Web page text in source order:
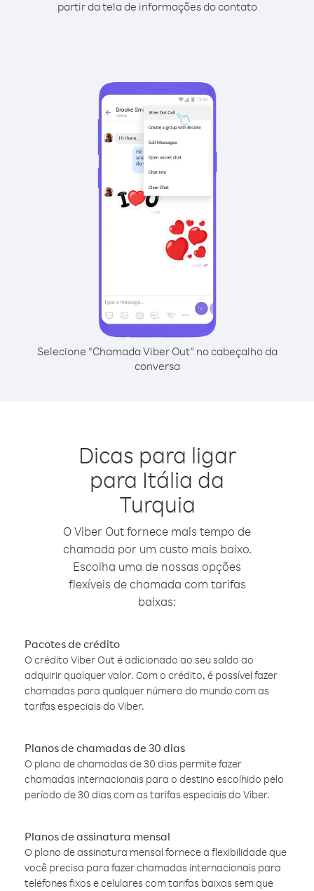
partir da tela de informações do contato
Selecione “Chamada Viber Out” no cabeçalho da
conversa
Dicas para ligar
para Itália da
Turquia
O Viber Out fornece mais tempo de
chamada por um custo mais baixo.
Escolha uma de nossas opções
flexíveis de chamada com tarifas
baixas:
Pacotes de crédito
O crédito Viber Out é adicionado ao seu saldo ao
adquirir qualquer valor. Com o crédito, é possível fazer
chamadas para qualquer número do mundo com as
tarifas especiais do Viber.
Planos de chamadas de 30 dias
O plano de chamadas de 30 dias permite fazer
chamadas internacionais para o destino escolhido pelo
período de 30 dias com as tarifas especiais do Viber.
Planos de assinatura mensal
O plano de assinatura mensal fornece a flexibilidade que
você precisa para fazer chamadas internacionais para
telefones fixos e celulares com tarifas baixas sem que